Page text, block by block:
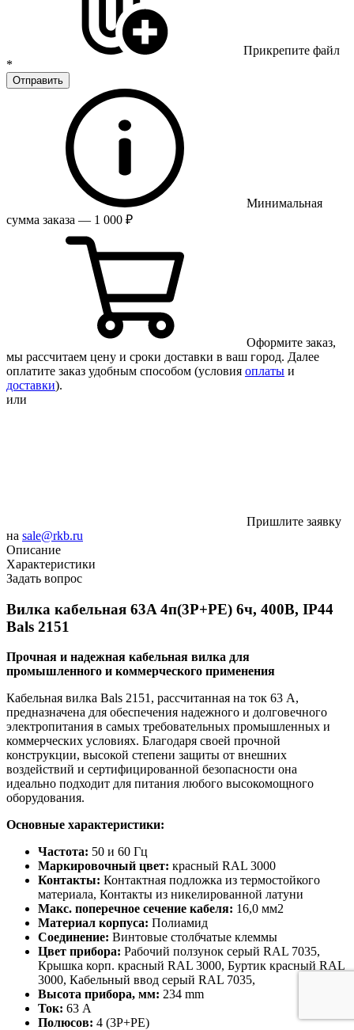
Прикрепите файл
*
Отправить
Минимальная
сумма заказа — 1 000 ₽
Оформите заказ,
мы рассчитаем цену и сроки доставки в ваш город. Далее
оплатите заказ удобным способом (условия оплаты и
доставки).
или
Пришлите заявку
на sale@rkb.ru
Описание
Характеристики
Задать вопрос
Вилка кабельная 63A 4п(3P+PE) 6ч, 400В, IP44
Bals 2151
Прочная и надежная кабельная вилка для
промышленного и коммерческого применения
Кабельная вилка Bals 2151, рассчитанная на ток 63 А,
предназначена для обеспечения надежного и долговечного
электропитания в самых требовательных промышленных и
коммерческих условиях. Благодаря своей прочной
конструкции, высокой степени защиты от внешних
воздействий и сертифицированной безопасности она
идеально подходит для питания любого высокомощного
оборудования.
Основные характеристики:
Частота: 50 и 60 Гц
Маркировочный цвет: красный RAL 3000
Контакты: Контактная подложка из термостойкого
материала, Контакты из никелированной латуни
Макс. поперечное сечение кабеля: 16,0 мм2
Материал корпуса: Полиамид
Соединение: Винтовые столбчатые клеммы
Цвет прибора: Рабочий ползунок серый RAL 7035,
Крышка корп. красный RAL 3000, Буртик красный RAL
3000, Кабельный ввод серый RAL 7035,
Высота прибора, мм: 234 mm
Ток: 63 А
Полюсов: 4 (3P+PE)